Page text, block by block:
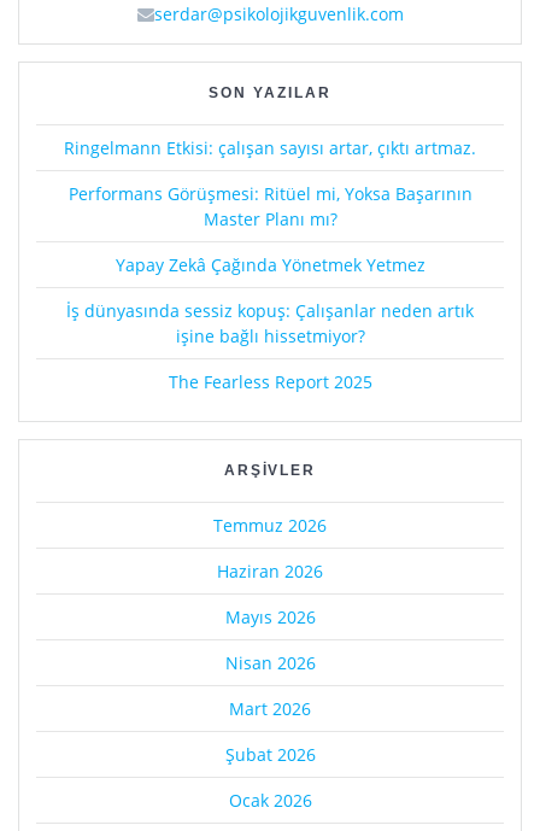
serdar@psikolojikguvenlik.com
SON YAZILAR
Ringelmann Etkisi: çalışan sayısı artar, çıktı artmaz.
Performans Görüşmesi: Ritüel mi, Yoksa Başarının
Master Planı mı?
Yapay Zekâ Çağında Yönetmek Yetmez
İş dünyasında sessiz kopuş: Çalışanlar neden artık
işine bağlı hissetmiyor?
The Fearless Report 2025
ARŞIVLER
Temmuz 2026
Haziran 2026
Mayıs 2026
Nisan 2026
Mart 2026
Şubat 2026
Ocak 2026